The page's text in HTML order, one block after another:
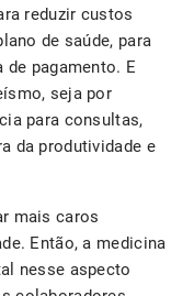
reduzir custos
de saúde, para
pagamento. E
seja por
para consultas,
da produtividade e
mais caros
Então, a medicina
nesse aspecto